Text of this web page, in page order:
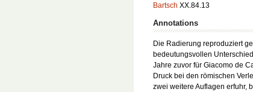
Bartsch XX.84.13
Annotations
Die Radierung reproduziert
bedeutungsvollen
Jahre zuvor für Giacomo de
Druck bei den römischen
zwei weitere Auflagen erfuhr,